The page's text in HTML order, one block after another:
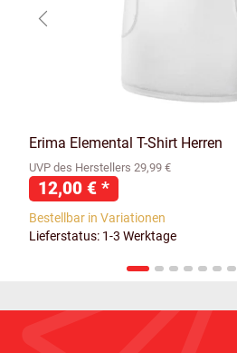
Erima Elemental T-Shirt Herren
UVP des Herstellers 29,99 €
12,00 € *
Bestellbar in Variationen
Lieferstatus: 1-3 Werktage